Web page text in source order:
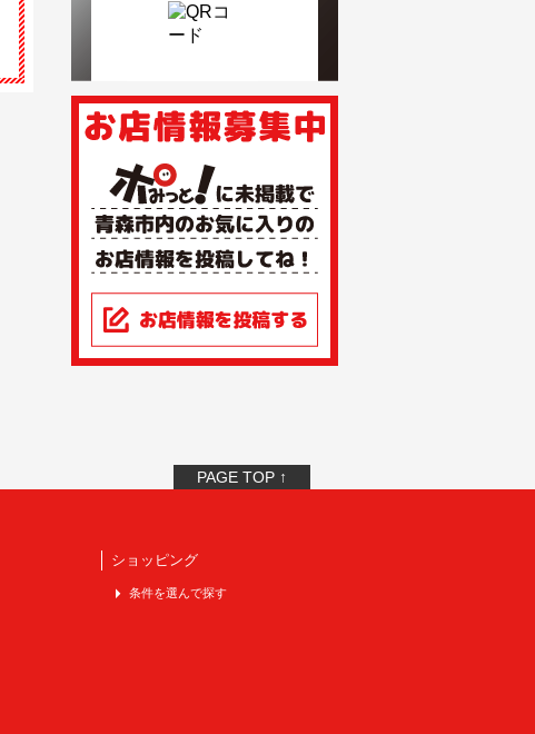
PAGE TOP ↑
ショッピング
条件を選んで探す